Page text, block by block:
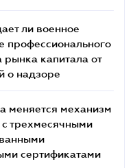
ли военное
профессионального
рынка капитала от
о надзоре
меняется механизм
трехмесячными
сертификатами